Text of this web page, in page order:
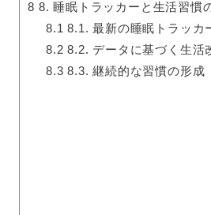
8 8. 睡眠トラッカーと生活習慣
8.1 8.1. 最新の睡眠トラッカ
8.2 8.2. データに基づく生活
8.3 8.3. 継続的な習慣の形成